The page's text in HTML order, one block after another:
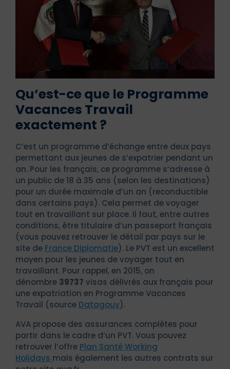
Qu’est-ce que le Programme
Vacances Travail
exactement ?
C’est un programme d’échange entre deux pays
permettant aux jeunes de s’expatrier pendant un
an. Pour les français, ce programme s’adresse à
un public de 18 à 35 ans (selon les destinations)
pour un durée maximale d’un an (reconductible
dans certains pays). Cela permet de voyager
tout en travaillant sur place. Il faut, entre autres
conditions, être titulaire d’un passeport français
(vous pouvez retrouver le détail par pays sur le
site de France Diplomatie). Le PVT est un excellent
moyen pour les jeunes de voyager tout en
travaillant. Pour rappel, en 2015, on
dénombre 39737 visas délivrés aux français pour
une expatriation en Programme Vacances
Travail (source Datagouv).
AVA propose des assurances complètes pour
partir dans le cadre d’un PVT. Vous pouvez
retrouver l’offre Plan Santé Working
Holidays mais également les autres contrats sur